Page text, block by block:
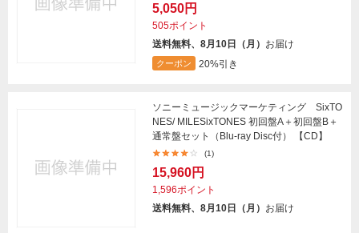
5,050円
505ポイント
送料無料、8月10日（月） お届け
クーポン 20%引き
ソニーミュージックマーケティング SixTO
NES/ MILESixTONES 初回盤A＋初回盤B＋
通常盤セット（Blu-ray Disc付） 【CD】
(1)
15,960円
1,596ポイント
送料無料、8月10日（月） お届け